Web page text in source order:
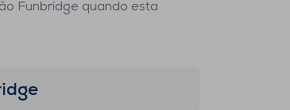
Funbridge quando esta